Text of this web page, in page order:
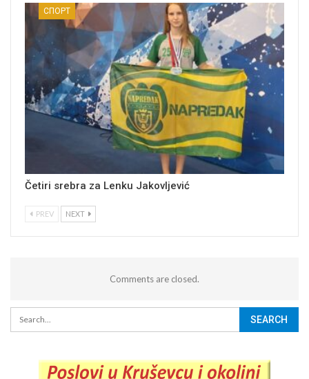
СПОРТ
Četiri srebra za Lenku Jakovljević
PREV NEXT
Comments are closed.